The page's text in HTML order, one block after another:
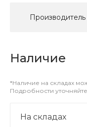
Производитель
Наличие
*Наличие на складах
Подробности
На складах